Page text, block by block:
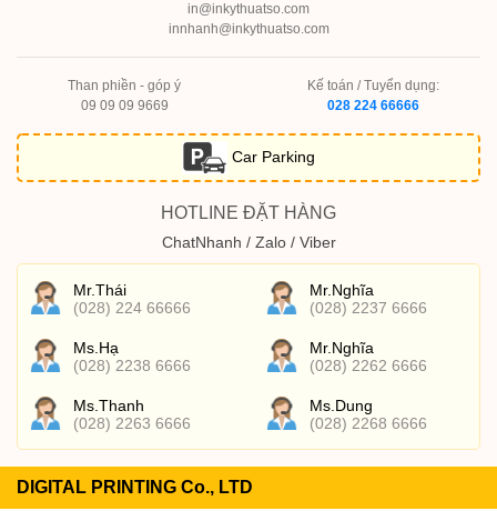
in@inkythuatso.com
innhanh@inkythuatso.com
Than phiền - góp ý
09 09 09 9669
Kế toán / Tuyển dụng:
028 224 66666
Car Parking
HOTLINE ĐẶT HÀNG
ChatNhanh / Zalo / Viber
Mr.Thái
(028) 224 66666
Mr.Nghĩa
(028) 2237 6666
Ms.Hạ
(028) 2238 6666
Mr.Nghĩa
(028) 2262 6666
Ms.Thanh
(028) 2263 6666
Ms.Dung
(028) 2268 6666
DIGITAL PRINTING Co., LTD